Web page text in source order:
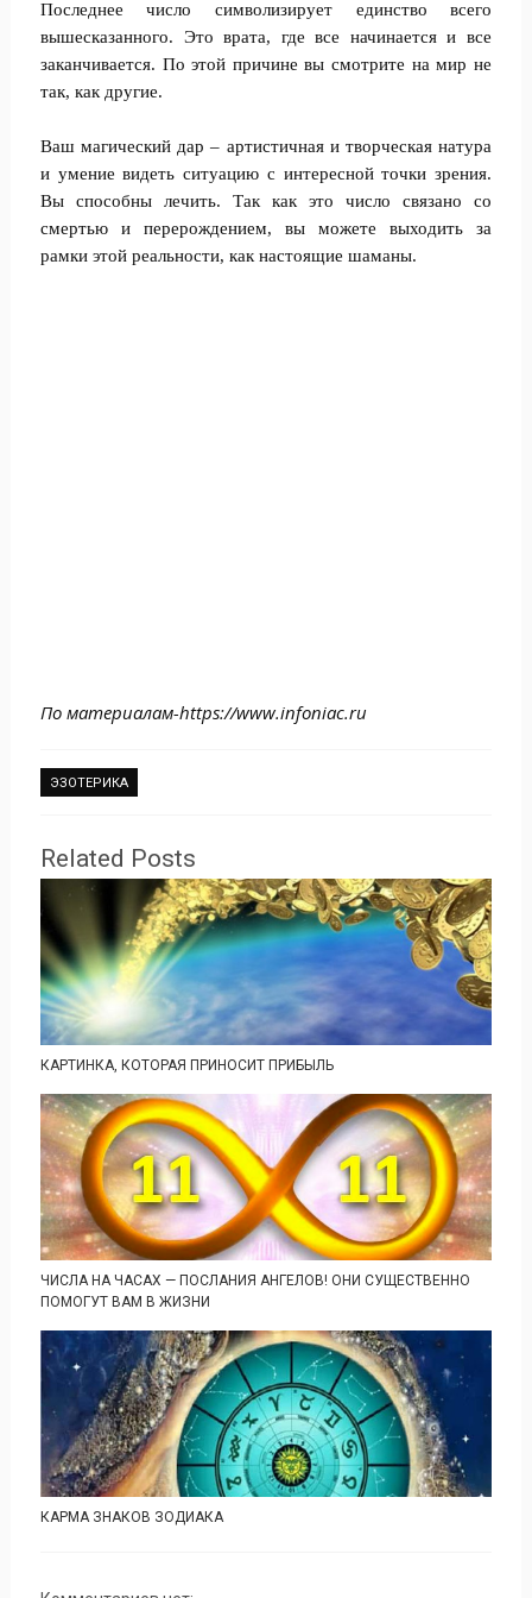
Последнее число символизирует единство всего
вышесказанного. Это врата, где все начинается и все
заканчивается. По этой причине вы смотрите на мир не
так, как другие.
Ваш магический дар – артистичная и творческая натура
и умение видеть ситуацию с интересной точки зрения.
Вы способны лечить. Так как это число связано со
смертью и перерождением, вы можете выходить за
рамки этой реальности, как настоящие шаманы.
По материалам-https://www.infoniac.ru
ЭЗОТЕРИКА
Related Posts
КАРТИНКА, КОТОРАЯ ПРИНОСИТ ПРИБЫЛЬ
ЧИСЛА НА ЧАСАХ — ПОСЛАНИЯ АНГЕЛОВ! ОНИ СУЩЕСТВЕННО
ПОМОГУТ ВАМ В ЖИЗНИ
КАРМА ЗНАКОВ ЗОДИАКА